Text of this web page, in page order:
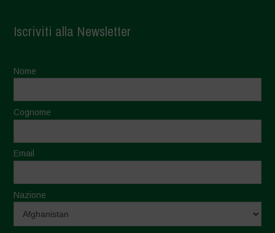
Iscriviti alla Newsletter
Nome
Cognome
Email
Nazione